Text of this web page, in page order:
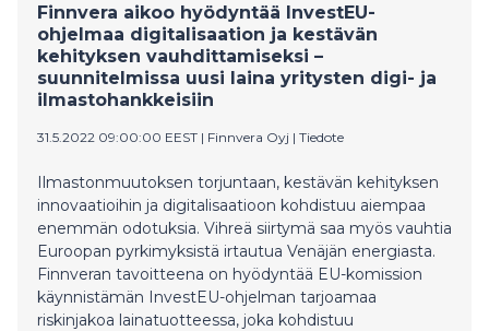
Finnvera aikoo hyödyntää InvestEU-
ohjelmaa digitalisaation ja kestävän
kehityksen vauhdittamiseksi –
suunnitelmissa uusi laina yritysten digi- ja
ilmastohankkeisiin
31.5.2022 09:00:00 EEST | Finnvera Oyj | Tiedote
Ilmastonmuutoksen torjuntaan, kestävän kehityksen
innovaatioihin ja digitalisaatioon kohdistuu aiempaa
enemmän odotuksia. Vihreä siirtymä saa myös vauhtia
Euroopan pyrkimyksistä irtautua Venäjän energiasta.
Finnveran tavoitteena on hyödyntää EU-komission
käynnistämän InvestEU-ohjelman tarjoamaa
riskinjakoa lainatuotteessa, joka kohdistuu